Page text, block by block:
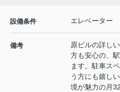
設備条件 エレベーター
備考
原ビルの詳し
方も安心の、
ます。駐車ス
う方にも嬉し
境が魅力の月